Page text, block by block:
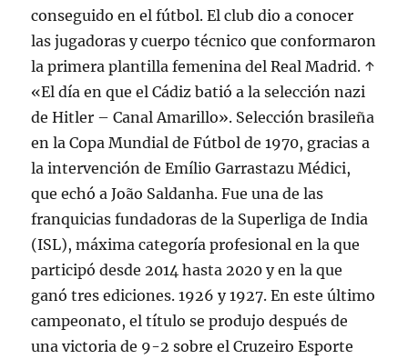
conseguido en el fútbol. El club dio a conocer
las jugadoras y cuerpo técnico que conformaron
la primera plantilla femenina del Real Madrid. ↑
«El día en que el Cádiz batió a la selección nazi
de Hitler – Canal Amarillo». Selección brasileña
en la Copa Mundial de Fútbol de 1970, gracias a
la intervención de Emílio Garrastazu Médici,
que echó a João Saldanha. Fue una de las
franquicias fundadoras de la Superliga de India
(ISL), máxima categoría profesional en la que
participó desde 2014 hasta 2020 y en la que
ganó tres ediciones. 1926 y 1927. En este último
campeonato, el título se produjo después de
una victoria de 9-2 sobre el Cruzeiro Esporte